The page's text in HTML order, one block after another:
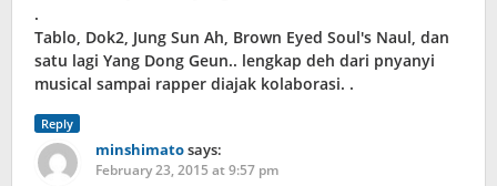
.
Tablo, Dok2, Jung Sun Ah, Brown Eyed Soul′s Naul, dan
satu lagi Yang Dong Geun.. lengkap deh dari pnyanyi
musical sampai rapper diajak kolaborasi. .
Reply
minshimatosays:
February 23, 2015 at 9:57 pm